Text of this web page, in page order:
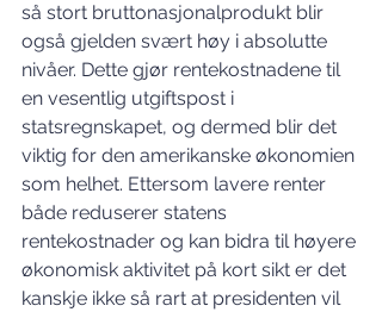
så stort bruttonasjonalprodukt blir
også gjelden svært høy i absolutte
nivåer. Dette gjør rentekostnadene til
en vesentlig utgiftspost i
statsregnskapet, og dermed blir det
viktig for den amerikanske økonomien
som helhet. Ettersom lavere renter
både reduserer statens
rentekostnader og kan bidra til høyere
økonomisk aktivitet på kort sikt er det
kanskje ikke så rart at presidenten vil